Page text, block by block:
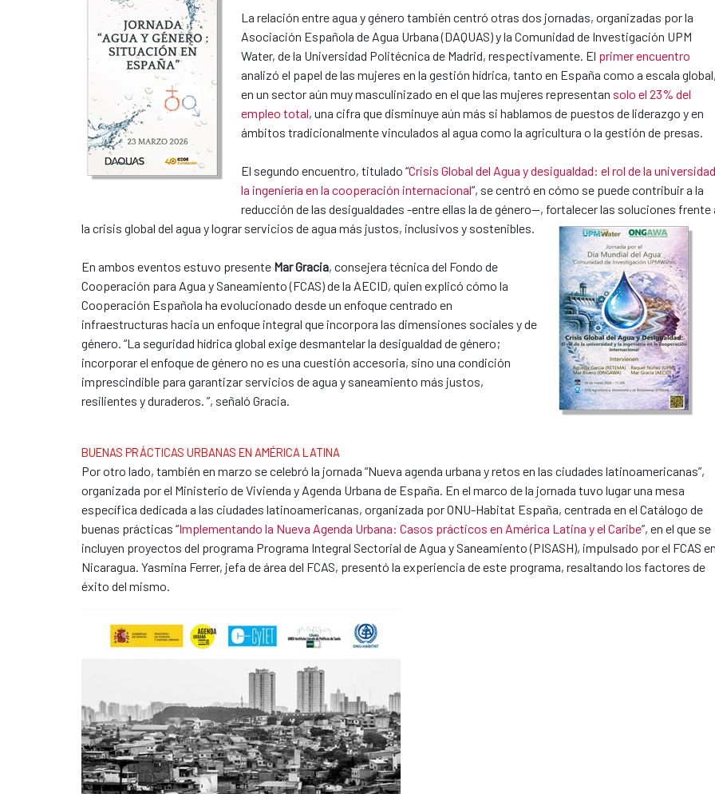
La relación entre agua y género también centró otras dos jornadas, organizadas por la
Asociación Española de Agua Urbana (DAQUAS) y la Comunidad de Investigación UPM
Water, de la Universidad Politécnica de Madrid, respectivamente. El primer encuentro
analizó el papel de las mujeres en la gestión hídrica, tanto en España como a escala
en un sector aún muy masculinizado en el que las mujeres representan solo el 23% del
empleo total, una cifra que disminuye aún más si hablamos de puestos de liderazgo y en
ámbitos tradicionalmente vinculados al agua como la agricultura o la gestión de presas.
El segundo encuentro, titulado “Crisis Global del Agua y desigualdad: el rol de la
la ingeniería en la cooperación internacional”, se centró en cómo se puede contribuir a la
reducción de las desigualdades -entre ellas la de género--, fortalecer las soluciones frente
la crisis global del agua y lograr servicios de agua más justos, inclusivos y sostenibles.
En ambos eventos estuvo presente Mar Gracia, consejera técnica del Fondo de
Cooperación para Agua y Saneamiento (FCAS) de la AECID, quien explicó cómo la
Cooperación Española ha evolucionado desde un enfoque centrado en
infraestructuras hacia un enfoque integral que incorpora las dimensiones sociales y de
género. “La seguridad hídrica global exige desmantelar la desigualdad de género;
incorporar el enfoque de género no es una cuestión accesoria, sino una condición
imprescindible para garantizar servicios de agua y saneamiento más justos,
resilientes y duraderos. ”, señaló Gracia.
BUENAS PRÁCTICAS URBANAS EN AMÉRICA LATINA
Por otro lado, también en marzo se celebró la jornada “Nueva agenda urbana y retos en las ciudades latinoamericanas”,
organizada por el Ministerio de Vivienda y Agenda Urbana de España. En el marco de la jornada tuvo lugar una mesa
específica dedicada a las ciudades latinoamericanas, organizada por ONU-Habitat España, centrada en el Catálogo de
buenas prácticas “Implementando la Nueva Agenda Urbana: Casos prácticos en América Latina y el Caribe”, en el que se
incluyen proyectos del programa Programa Integral Sectorial de Agua y Saneamiento (PISASH), impulsado por el FCAS
Nicaragua. Yasmina Ferrer, jefa de área del FCAS, presentó la experiencia de este programa, resaltando los factores de
éxito del mismo.